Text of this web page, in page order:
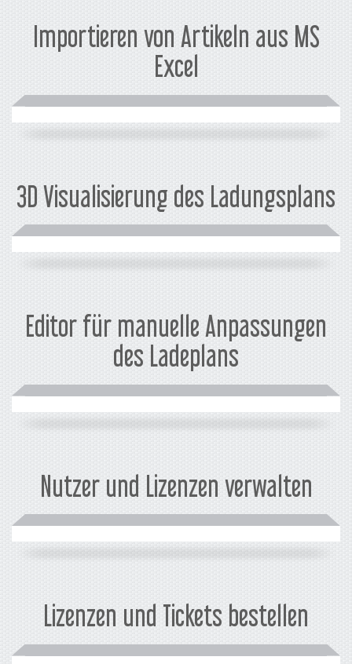
Importieren von Artikeln aus MS
Excel
3D Visualisierung des Ladungsplans
Editor für manuelle Anpassungen
des Ladeplans
Nutzer und Lizenzen verwalten
Lizenzen und Tickets bestellen